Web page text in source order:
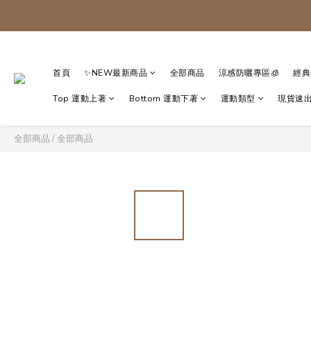
首頁 ✨NEW最新商品 全部商品 涼感防曬專區🧊 經
Top 運動上著 Bottom 運動下著 運動類型 現貨速
全部商品 /全部商品